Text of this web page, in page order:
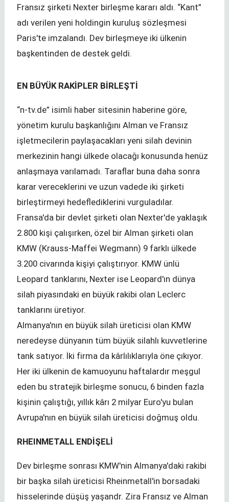
Fransız şirketi Nexter birleşme kararı aldı. “Kant”
adı verilen yeni holdingin kuruluş sözleşmesi
Paris'te imzalandı. Dev birleşmeye iki ülkenin
başkentinden de destek geldi.
EN BÜYÜK RAKİPLER BİRLEŞTİ
“n-tv.de” isimli haber sitesinin haberine göre,
yönetim kurulu başkanlığını Alman ve Fransız
işletmecilerin paylaşacakları yeni silah devinin
merkezinin hangi ülkede olacağı konusunda henüz
anlaşmaya varılamadı. Taraflar buna daha sonra
karar vereceklerini ve uzun vadede iki şirketi
birleştirmeyi hedeflediklerini vurguladılar.
Fransa'da bir devlet şirketi olan Nexter'de yaklaşık
2.800 kişi çalışırken, özel bir Alman şirketi olan
KMW (Krauss-Maffei Wegmann) 9 farklı ülkede
3.200 civarında kişiyi çalıştırıyor. KMW ünlü
Leopard tanklarını, Nexter ise Leopard'ın dünya
silah piyasındaki en büyük rakibi olan Leclerc
tanklarını üretiyor.
Almanya'nın en büyük silah üreticisi olan KMW
neredeyse dünyanın tüm büyük silahlı kuvvetlerine
tank satıyor. İki firma da kârlılıklarıyla öne çıkıyor.
Her iki ülkenin de kamuoyunu haftalardır meşgul
eden bu stratejik birleşme sonucu, 6 binden fazla
kişinin çalıştığı, yıllık kârı 2 milyar Euro'yu bulan
Avrupa'nın en büyük silah üreticisi doğmuş oldu.
RHEINMETALL ENDİŞELİ
Dev birleşme sonrası KMW'nin Almanya'daki rakibi
bir başka silah üreticisi Rheinmetall'in borsadaki
hisselerinde düşüş yaşandr. Zira Fransız ve Alman